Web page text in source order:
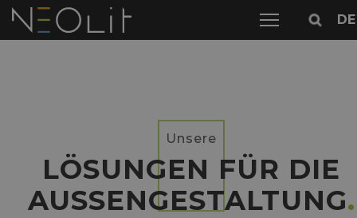
DE
Unsere
LÖSUNGEN FÜR DIE
AUSSENGESTALTUNG.